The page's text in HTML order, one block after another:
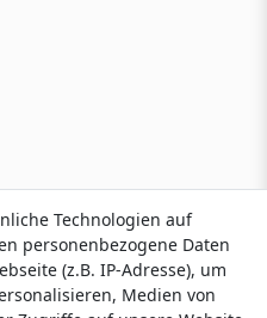
Technologien auf
personenbezogene Daten
(z.B. IP-Adresse), um
Medien von
Technologien auf
personenbezogene Daten
(z.B. IP-Adresse), um
Medien von